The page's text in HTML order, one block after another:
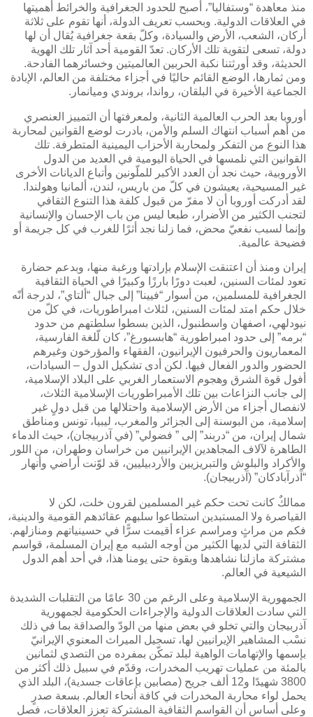
منذ معاهدة “وستفاليا”، أصبح للحدود الجغرافية والخرائط أهميتها
في العلاقات الدولية. وبحسب تعريف الدولة، أنها تقوم على ثلاثة
أركان، الشعب، الأرض والسيادة، وكلّ بقعة جغرافية يُقال أن لها
دولة، تسعى لتقوية تلك الأركان. تعدّ القومية أحد آثار تلك الهوية
الحديثة، وقد أورثتنا نكبة الحربين العالميتين وخسائرهما الفادحة.
ومن ثمارها، الوضع القائم حاليًا في أجزاء مختلفة من العالم، الإبادة
الجماعية الأخيرة في البلقان، رواندا، بروندي وميانمار.
أوروبا بعد الحرب العالمية الثانية، ولمعرفتها أن التمييز العنصري
من أهم أسباب انتهاك السلم والأمن، بادرت لوضع القوانين لمحاربة
هذا النوع من التفكر ولمحاربة الأحزاب اليمينية المتطرفة. تلك
القوانين التي نلمسها في الحياة اليومية في العديد من الدول
الأوروبية، حيث نجد أن العدد الأكبر للملّونين وأتباع الديانات الأخرى
غير المسيحية، يعيشون في كلّ من باريس، لندن، ألمانيا وهولندا.
لقد أدركت أوروبا أن لا مفرّ من قبول كلفة هذا التنوع الثقافي
لتجنب الكثير من الأضرار، طبعا ليس من باب الإحسان والإنسانية
وإنما لسبب نفعيّ محض، فما زلنا نجد أثرًا للغرب في كل جريمة أو
فضيحة عالمية.
إيران ومنذ أن اعتنقت الإسلام بإرادتها ورغبة منها، وبدعم حضارة
تعود لمئات السنين، لعبت دورًا بارزًا وكبيرًا في الحياة الثقافية
الجغرافية للمسلمين، من أسوار “فيينا” إلى جبال “ألتاي”، لدرجة أنّه
خلال حكم امتد لمئات السنين، لثلاث امبراطوريات، في كلّ من
نيودلهي، اصفهان واسطنبول، الذين بسطوا سلطتهم من حدود
“برمه” إلى حدود امبراطورية “هابسبورغ”، كان لّلغة الفارسية،
المعماريون والحرفيون الإيرانيون، الفقهاء والمؤرخون وغيرهم
الحضور والدور الفعال فيها. لكن أدى تشكيل الدول – السيادات،
أفول قوة الشرق وهجوم الاستعمار الغربي على البلاد الإسلامية،
إلى جانب النزاعات بين تلك الأمبراطوريات الإسلامية الثلاث،
لانفصال أجزاء من الأرض الإسلامية واحتلالها من قبل دولٍ غير
إسلامية، من البوسنة إلى الجزائر والمغرب، ليبيا، تونس ومناطق
شمال إيران، من “دربند” إلى ” فضولي” (في آذربيجان)، حيث الدماء
الطاهرة لآلاف المجاهدين الإيرانيين من خراسان وطهران، من اللور
والأكراد والبلوش والتبريزيين والأردبيليين، قد لوّنت أراضي وأنهار
“آذرآبادكان” (آذربيجان).
ممالكٌ كانت تحت حكم غير المسلمين لقرون خلت، لكن لا
القياصرة ولا المستبدين استطاعوا سلبهم عقائدهم القومية والدينية،
فكم من مراثٍ ومراسم عزاء أقيمت سرًّا في حسينياتهم ومنازلهم.
الثقافة التي لديها الكثير من أوجه الشبه مع إيران المسلمة، قواسم
مشتركة مازلنا نشاهدها وبقوة حتى يومنا هذا، في أحد أهم الدول
الشيعية في العالم.
الجمهورية الإسلامية وعلى الرغم من 30 عامًا من التقلبات الشديدة
التي سادت العلاقات الدولية والإجراءات الحكومية لجمهورية
آذربيجان والتي تخلو في بعض منها من الودّ والصداقة بما في ذلك
نسْب المشاهير الإيرانيين لها، تسجيل الميراث المعنوي الإيرانيّ
بإسمها والإتهامات الواهية لبلد تمكّن بمفرده من التصدي لثمانين
بالمئة من عمليات تهريب المخدرات، وقدّم في سبيل ذلك أكثر من
3800 شهيدًا و12 ألف جريح (مصابين بإعاقات جسدية)، البلد الذي
يحمل لواء محاربة المخدرات في كافة أنحاء العالم. بسعة صدرٍ
وعلى أساس أن القواسم الثقافية المشتركة تعزز العلاقات، فصل